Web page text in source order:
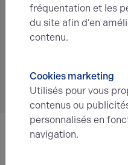
dans le cadre de
relation
fréquentation et les
du site afin d’en
contenu.
Cookies marketing
Utilisés pour vous
contenus ou
personnalisés en
navigation.